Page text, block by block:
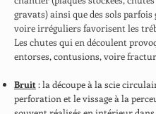
gravats) ainsi que des sols parfois
voire irréguliers favorisent les
Les chutes qui en découlent
entorses, contusions, voire
Bruit : la découpe à la scie
perforation et le vissage à la